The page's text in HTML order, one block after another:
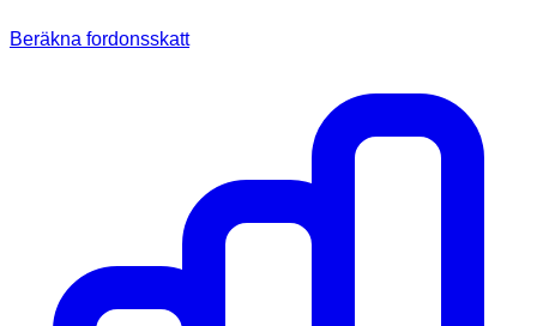
Beräkna fordonsskatt